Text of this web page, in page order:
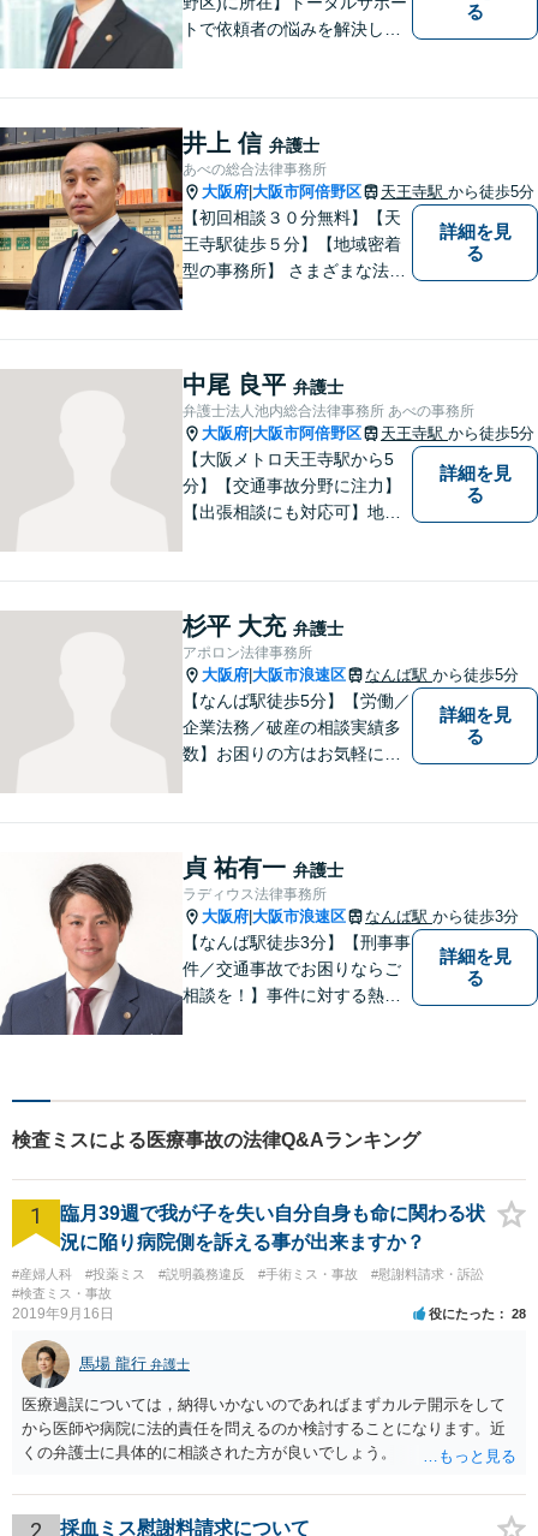
トで依頼者の悩みを解決しま
る
井上 信 弁護士
あべの総合法律事務所
大阪府 大阪市阿倍野区 天王寺駅 から徒歩5分
【初回相談３０分無料】【天
王寺駅徒歩５分】【地域密着
型の事務所】 さまざまな法律
相続、インターネット上のト
ラブルに注力！！
詳細を見
る
中尾 良平 弁護士
弁護士法人池内総合法律事務所 あべの事務所
大阪府 大阪市阿倍野区 天王寺駅 から徒歩5分
【大阪メトロ天王寺駅から5
分】【交通事故分野に注力】
【出張相談にも対応可】地元
幅広い法律サービスを提供い
たします。お気軽にご相談く
ださい。
詳細を見
る
杉平 大充 弁護士
アポロン法律事務所
大阪府 大阪市浪速区 なんば駅 から徒歩5分
【なんば駅徒歩5分】【労働／
企業法務／破産の相談実績多
数】お困りの方はお気軽にご
詳細を見
る
貞 祐有一 弁護士
ラディウス法律事務所
大阪府 大阪市浪速区 なんば駅 から徒歩3分
【なんば駅徒歩3分】【刑事事
件／交通事故でお困りならご
相談を！】事件に対する熱い
の弁護を大切にしておりま
す。【LINEやメールの問い合
わせ可】
詳細を見
る
検査ミスによる医療事故の法律Q&Aランキング
1
臨月39週で我が子を失い自分自身も命に関わる状
況に陥り病院側を訴える事が出来ますか？
#産婦人科 #投薬ミス #説明義務違反 #手術ミス・事故
#慰謝料請求・訴訟
#検査ミス・事故
2019年9月16日 役にたった 28
馬場 龍行 弁護士
医療過誤については，納得いかないのであればまずカルテ開示をして
から医師や病院に法的責任を問えるのか検討することになります。近
くの弁護士に具体的に相談された方が良いでしょう。
2 採血ミス慰謝料請求について